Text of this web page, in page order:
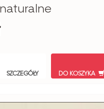
SZCZEGÓŁY DO KOSZYKA